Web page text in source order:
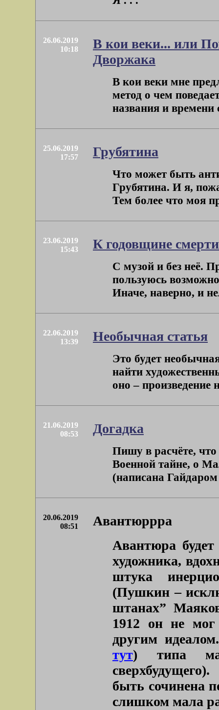
26.06.2019
10:18
В кои веки... или
Дворжака
В кои веки мне
метод о чем
названия и
25.06.2019
17:57
Грубятина
Что может быть
Грубятина. И я,
Тем более что моя
23.06.2019
15:43
К годовщине
С музой и без неё.
пользуюсь
Иначе, наверно, и
22.06.2019
13:39
Необычная статья
Это будет
найти
оно – произведение
21.06.2019
08:53
Догадка
Пишу в расчёте,
Военной тайне, о
(написана Гайдаром
20.06.2019
08:51
Авантюррра
Авантюра
художника,
штука
(Пушкин –
штанах”
1912 он не мог
другим
тут) типа
быть сочинена
слишком мала